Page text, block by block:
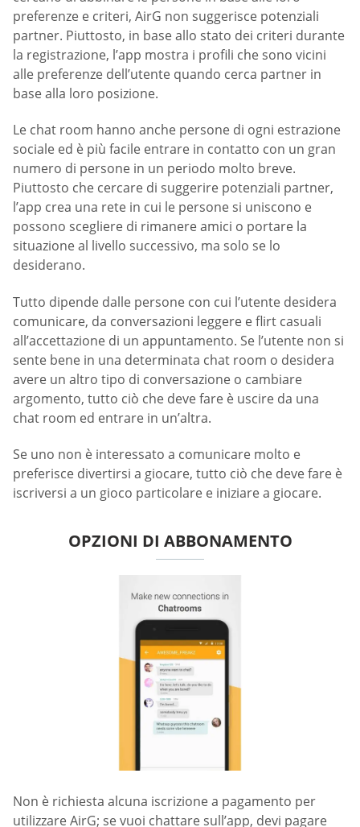
preferenze e criteri, AirG non suggerisce potenziali
partner. Piuttosto, in base allo stato dei criteri durante
la registrazione, l’app mostra i profili che sono vicini
alle preferenze dell’utente quando cerca partner in
base alla loro posizione.
Le chat room hanno anche persone di ogni estrazione
sociale ed è più facile entrare in contatto con un gran
numero di persone in un periodo molto breve.
Piuttosto che cercare di suggerire potenziali partner,
l’app crea una rete in cui le persone si uniscono e
possono scegliere di rimanere amici o portare la
situazione al livello successivo, ma solo se lo
desiderano.
Tutto dipende dalle persone con cui l’utente desidera
comunicare, da conversazioni leggere e flirt casuali
all’accettazione di un appuntamento. Se l’utente non si
sente bene in una determinata chat room o desidera
avere un altro tipo di conversazione o cambiare
argomento, tutto ciò che deve fare è uscire da una
chat room ed entrare in un’altra.
Se uno non è interessato a comunicare molto e
preferisce divertirsi a giocare, tutto ciò che deve fare è
iscriversi a un gioco particolare e iniziare a giocare.
OPZIONI DI ABBONAMENTO
Non è richiesta alcuna iscrizione a pagamento per
utilizzare AirG; se vuoi chattare sull’app, devi pagare